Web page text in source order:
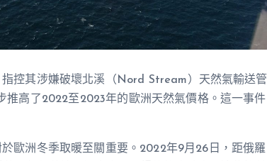
控其涉嫌破壞北溪（Nord Stream）天然氣輸送管
高了2022至2023年的歐洲天然氣價格。這一事件
歐洲冬季取暖至關重要。2022年9月26日，距俄羅